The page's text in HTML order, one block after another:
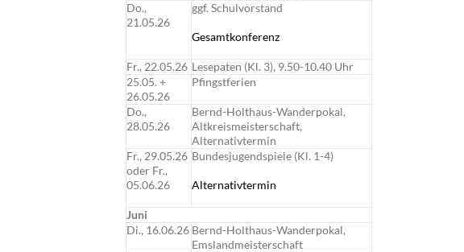
Do.,
21.05.26
ggf. Schulvorstand
Gesamtkonferenz
Fr., 22.05.26 Lesepaten (Kl. 3), 9.50-10.40 Uhr
25.05. +
26.05.26
Pfingstferien
Do.,
28.05.26
Bernd-Holthaus-Wanderpokal,
Altkreismeisterschaft,
Alternativtermin
Fr., 29.05.26
oder Fr.,
05.06.26
Bundesjugendspiele (Kl. 1-4)
Alternativtermin
Juni
Di., 16.06.26 Bernd-Holthaus-Wanderpokal,
Emslandmeisterschaft